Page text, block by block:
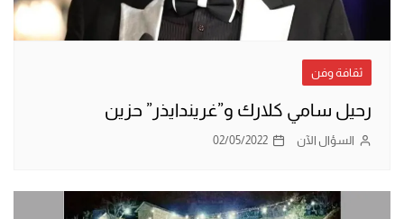
ثقافة وفن
رحيل سامي كلارك و”غريندايذر” حزين
السؤال الآن 02/05/2022